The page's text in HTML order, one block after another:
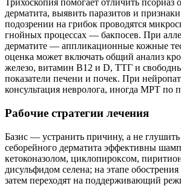
Трихоскопия помогает отличить псориаз
дерматита, выявить паразитов и
подозрении на грибок проводятся
гнойных процессах — бакпосев. При
дерматите — аппликационные кожные
оценка может включать общий анализ
железо, витамин B12 и D, ТТГ и
показатели печени и почек. При
консультация невролога, иногда МРТ по
Рабочие стратегии лечения
Базис — устранить причину, а не
себорейного дерматита эффективны
кетоконазолом, циклопироксом,
дисульфидом селена; на этапе
затем переходят на поддерживающий